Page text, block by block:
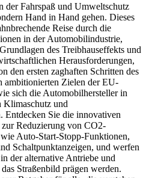
der Fahrspaß und Umweltschutz
Hand in Hand gehen. Dieses
Reise durch die
in der Automobilindustrie,
des Treibhauseffekts und
Herausforderungen,
den ersten zaghaften Schritten des
ambitionierten Zielen der EU-
sich die Automobilhersteller in
Klimaschutz und
Entdecken Sie die innovativen
Reduzierung von CO2-
Auto-Start-Stopp-Funktionen,
Schaltpunktanzeigen, und werfen
der alternative Antriebe und
Straßenbild prägen werden.